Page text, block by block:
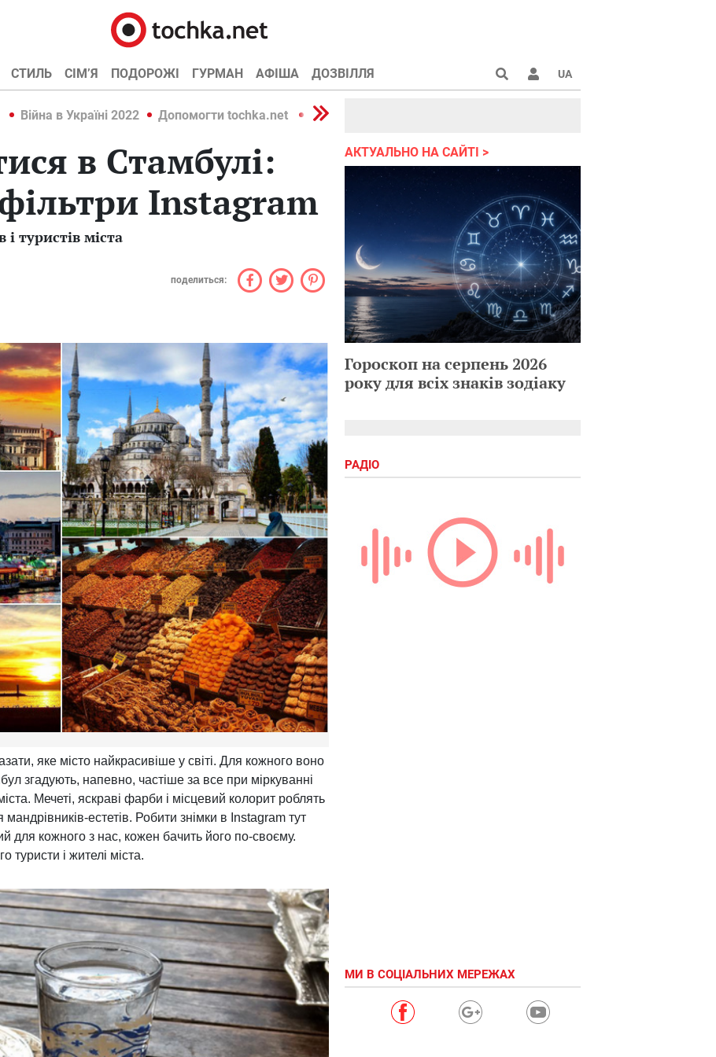
СТИЛЬ СІМ’Я ПОДОРОЖІ ГУРМАН АФІША ДОЗВІЛЛЯ UA
Війна в Україні 2022 Допомогти tochka.net Війна в Україні 2022
в Стамбулі:
Instagram
туристів міста
поделиться:
яке місто найкрасивіше у світі. Для кожного воно
згадують, напевно, частіше за все при міркуванні
Мечеті, яскраві фарби і місцевий колорит роблять
естетів. Робити знімки в Instagram тут
для кожного з нас, кожен бачить його по-своєму.
і жителі міста.
АКТУАЛЬНО НА САЙТІ
Гороскоп на серпень 2026
року для всіх знаків зодіаку
РАДІО
МИ В СОЦІАЛЬНИХ МЕРЕЖАХ